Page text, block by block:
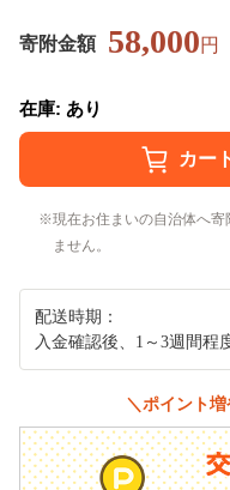
寄附金額 58,000円
在庫: あり
現在お住まいの自治体へ
ません。
配送時期：
入金確認後、1～3週間程
＼ポイント